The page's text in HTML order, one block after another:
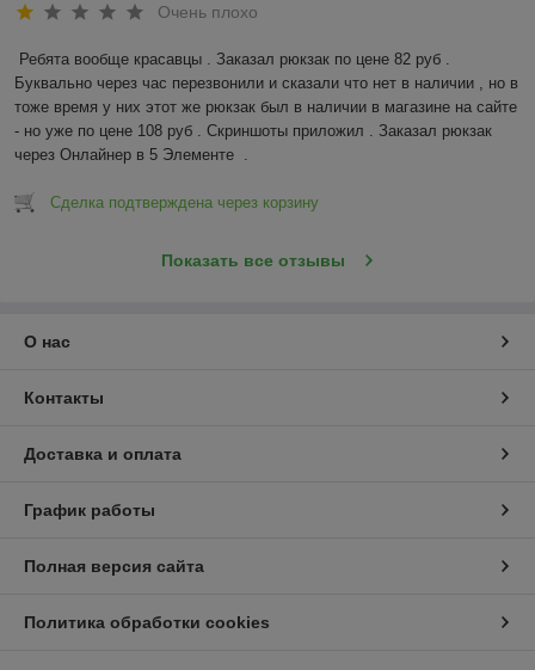
Очень плохо
Ребята вообще красавцы . Заказал рюкзак по цене 82 руб .
Буквально через час перезвонили и сказали что нет в наличии , но в
тоже время у них этот же рюкзак был в наличии в магазине на сайте
- но уже по цене 108 руб . Скриншоты приложил . Заказал рюкзак
через Онлайнер в 5 Элементе  .
Сделка подтверждена через корзину
Показать все отзывы
О нас
Контакты
Доставка и оплата
График работы
Полная версия сайта
Политика обработки cookies